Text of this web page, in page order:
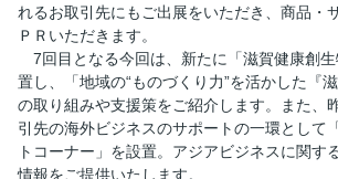
れるお取引先にもご出展をいただき、商品・
ＰＲいただきます。
7回目となる今回は、新たに「滋賀健康創
置し、「地域の“ものづくり力”を活かした『
の取り組みや支援策をご紹介します。また、
引先の海外ビジネスのサポートの一環として
トコーナー」を設置。アジアビジネスに関す
情報をご提供いたします。